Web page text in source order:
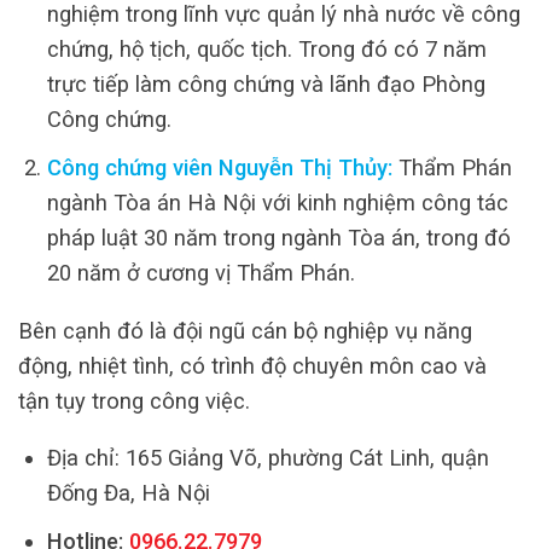
nghiệm trong lĩnh vực quản lý nhà nước về công
chứng, hộ tịch, quốc tịch. Trong đó có 7 năm
trực tiếp làm công chứng và lãnh đạo Phòng
Công chứng.
Công chứng viên Nguyễn Thị Thủy: Thẩm Phán
ngành Tòa án Hà Nội với kinh nghiệm công tác
pháp luật 30 năm trong ngành Tòa án, trong đó
20 năm ở cương vị Thẩm Phán.
Bên cạnh đó là đội ngũ cán bộ nghiệp vụ năng
động, nhiệt tình, có trình độ chuyên môn cao và
tận tụy trong công việc.
Địa chỉ: 165 Giảng Võ, phường Cát Linh, quận
Đống Đa, Hà Nội
Hotline: 0966.22.7979